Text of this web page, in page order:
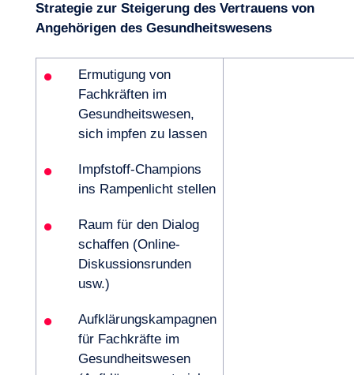
Strategie zur Steigerung des Vertrauens von
Angehörigen des Gesundheitswesens
Ermutigung von
Fachkräften im
Gesundheitswesen,
sich impfen zu lassen
Impfstoff-Champions
ins Rampenlicht stellen
Raum für den Dialog
schaffen (Online-
Diskussionsrunden
usw.)
Aufklärungskampagnen
für Fachkräfte im
Gesundheitswesen